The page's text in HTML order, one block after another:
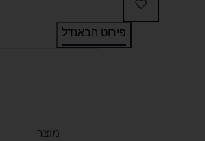
פירוט הבאנדל
מוצר